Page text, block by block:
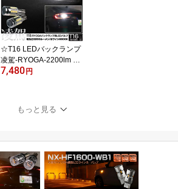
1800lm 1セット2個入
☆T16 LEDバックランプ
凌駕-RYOGA-2200lm LE
Dカラー：ホワイト6600
級の明るさ 高拡散 無極
性 静音ファン搭載 11-I-2
7,480 円
もっと見る